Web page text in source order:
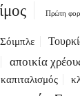
Πρώτη
Σόιμπλε
αποικία
καπιταλισμός